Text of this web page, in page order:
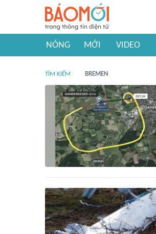
NÓNG MỚI VIDEO
TÌM KIẾM BREMEN